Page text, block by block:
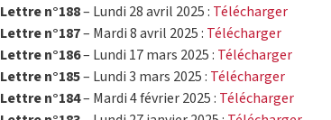
Lettre n°188– Lundi 28 avril 2025 : Télécharger
Lettre n°187– Mardi 8 avril 2025 : Télécharger
Lettre n°186– Lundi 17 mars 2025 : Télécharger
Lettre n°185– Lundi 3 mars 2025 : Télécharger
Lettre n°184– Mardi 4 février 2025 : Télécharger